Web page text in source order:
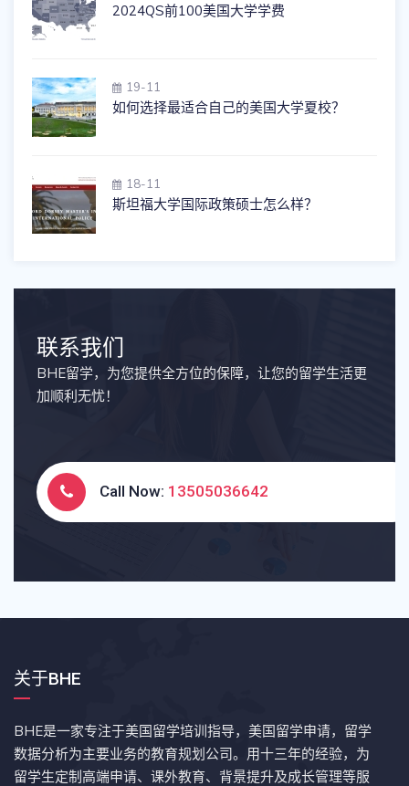
2024QS前100美国大学学费
19-11
如何选择最适合自己的美国大学夏校？
18-11
斯坦福大学国际政策硕士怎么样？
联系我们
BHE留学，为您提供全方位的保障，让您的留学生活更
加顺利无忧！
Call Now: 13505036642
关于BHE
BHE是一家专注于美国留学培训指导，美国留学申请，留学
数据分析为主要业务的教育规划公司。用十三年的经验，为
留学生定制高端申请、课外教育、背景提升及成长管理等服